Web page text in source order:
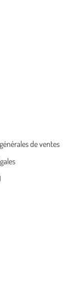
de ventes